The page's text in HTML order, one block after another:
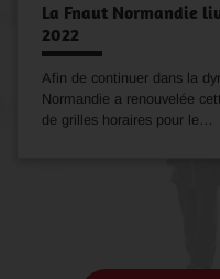
La Fnaut Normandie
2022
Afin de continuer dans la
Normandie a renouvelée
de grilles horaires pour le…